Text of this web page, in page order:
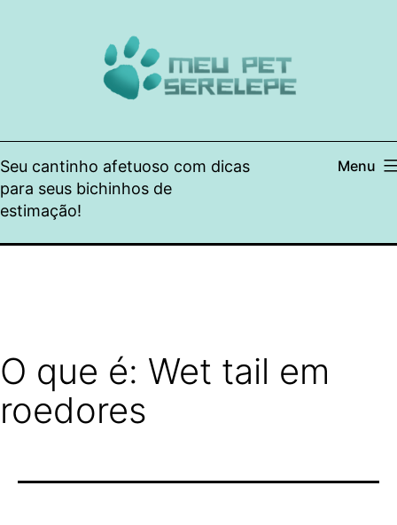
Seu cantinho afetuoso com dicas
para seus bichinhos de
estimação!
Menu
O que é: Wet tail em
roedores